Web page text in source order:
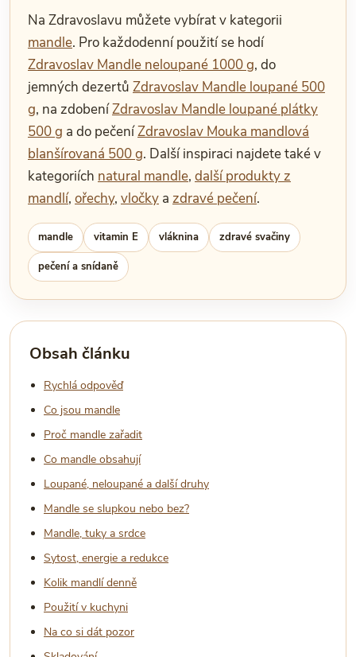
Na Zdravoslavu můžete vybírat v kategorii
mandle. Pro každodenní použití se hodí
Zdravoslav Mandle neloupané 1000 g, do
jemných dezertů Zdravoslav Mandle loupané 500
g, na zdobeníZdravoslav Mandle loupané plátky
500 g a do pečeníZdravoslav Mouka mandlová
blanšírovaná 500 g. Další inspiraci najdete také v
kategoriích natural mandle, další produkty z
mandlí, ořechy, vločky a zdravé pečení.
mandle vitamin E vláknina zdravé svačiny
pečení a snídaně
Obsah článku
Rychlá odpověď
Co jsou mandle
Proč mandle zařadit
Co mandle obsahují
Loupané, neloupané a další druhy
Mandle se slupkou nebo bez?
Mandle, tuky a srdce
Sytost, energie a redukce
Kolik mandlí denně
Použití v kuchyni
Na co si dát pozor